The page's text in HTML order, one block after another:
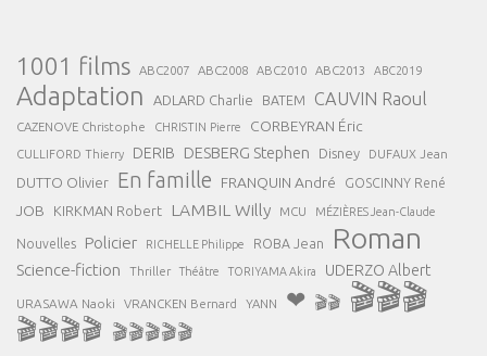
1001 films ABC2007 ABC2008 ABC2010 ABC2013 ABC2019
Adaptation ADLARD Charlie BATEM CAUVIN Raoul
CAZENOVE Christophe CHRISTIN Pierre CORBEYRAN Éric
CULLIFORD Thierry DERIB DESBERG Stephen Disney DUFAUX Jean
DUTTO Olivier En famille FRANQUIN André GOSCINNY René
JOB KIRKMAN Robert LAMBIL Willy MCU MÉZIÈRES Jean-Claude
Nouvelles Policier RICHELLE Philippe ROBA Jean Roman
Science-fiction Thriller Théâtre TORIYAMA Akira UDERZO Albert
URASAWA Naoki VRANCKEN Bernard YANN ❤ 🎬🎬 🎬🎬🎬
🎬🎬🎬🎬 🎬🎬🎬🎬🎬